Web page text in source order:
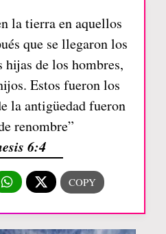
la tierra en aquellos
que se llegaron los
de los hombres,
Estos fueron los
la antigüedad fueron
renombre”
6:4